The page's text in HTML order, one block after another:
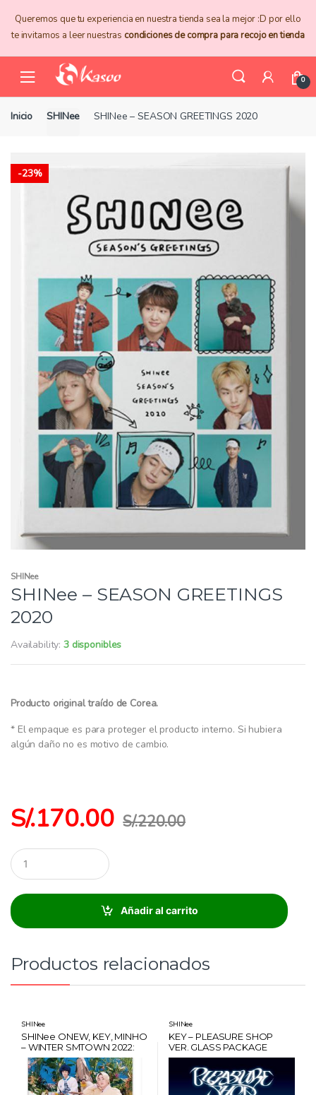
navigation
content
Queremos que tu experiencia en nuestra tienda sea la mejor :D por ello
te invitamos a leer nuestras condiciones de compra para recojo en tienda
0
Inicio SHINee SHINee – SEASON GREETINGS 2020
-23%
SHINee
SHINee – SEASON GREETINGS
2020
Availability:3 disponibles
Producto original traído de Corea.
* El empaque es para proteger el producto interno. Si hubiera
algún daño no es motivo de cambio.
S/.170.00 S/.220.00
C
a
i
d
Añadir al carrito
Productos relacionados
SHINee
SHINee ONEW, KEY, MINHO
– WINTER SMTOWN 2022:
SMCU PALACE + CARD
HANTEO + POSTER
SHINee
KEY – PLEASURE SHOP
VER. GLASS PACKAGE